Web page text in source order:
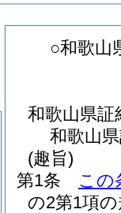
○和歌山
和歌山県
和歌山
(趣旨)
第1条
この
の2第1項